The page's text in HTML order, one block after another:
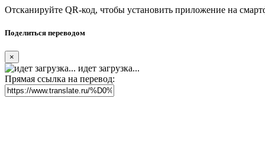
Отсканируйте QR-код, чтобы установить приложение на
Поделиться переводом
×
идет загрузка...
Прямая ссылка на перевод: